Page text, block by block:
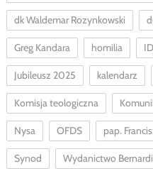
dk Waldemar Rozynkowski
Greg Kandara homilia
Jubileusz 2025 kalendarz
Komisja teologiczna
Nysa OFDS pap.
Synod Wydanictwo